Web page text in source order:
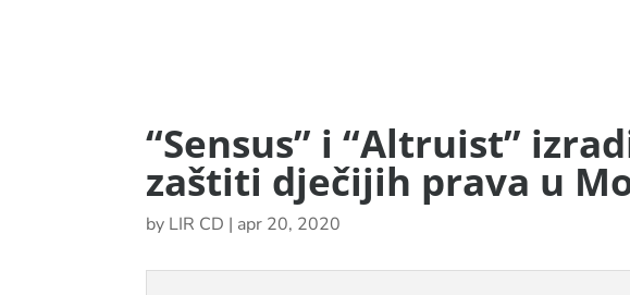
“Sensus” i “Altruist”
zaštiti dječijih prava u
by LIR CD | apr 20, 2020